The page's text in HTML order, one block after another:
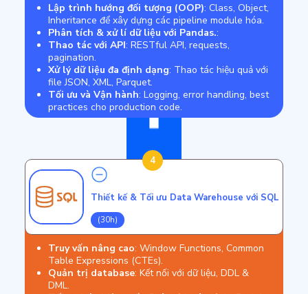
Lập trình hướng đối tượng (OOP): Class, Object,
Inheritance để xây dựng các pipeline module hóa.
Phân tích & xử lí dữ liệu với Pandas.:
Thao tác với API: RESTful API, requests,
pagination.
Xử lý dữ liệu đa định dạng: Thao tác hiệu quả với
file JSON, XML, Parquet.
Tối ưu và Vận hành: Logging, error handling, best
practices cho production code.
4
Thiết kế & Tối ưu Data Warehouse với SQL
(30h)
Truy vấn nâng cao: Window Functions, Common
Table Expressions (CTEs).
Quản trị database: Kết nối với dữ liệu, DDL &
DML.